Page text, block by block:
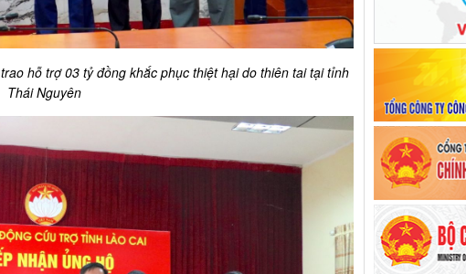
trao hỗ trợ 03 tỷ đồng khắc phục thiệt hại do thiên tai tại tỉnh
Thái Nguyên